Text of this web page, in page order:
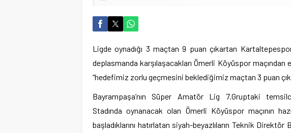
Ligde oynadığı 3 maçtan 9 puan çıkartan
deplasmanda karşılaşacakları Ömerli Köyüspor
“hedefimiz zorlu geçmesini beklediğimiz maçtan 3 puan
Bayrampaşa’nın Süper Amatör Lig 7.Gruptaki
Stadında oynanacak olan Ömerli Köyüspor maçının
başladıklarını hatırlatan siyah-beyazlıların Teknik